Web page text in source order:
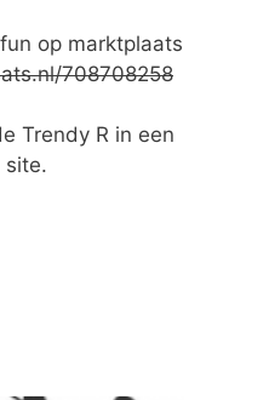
op marktplaats
708708258
Trendy R in een
site.